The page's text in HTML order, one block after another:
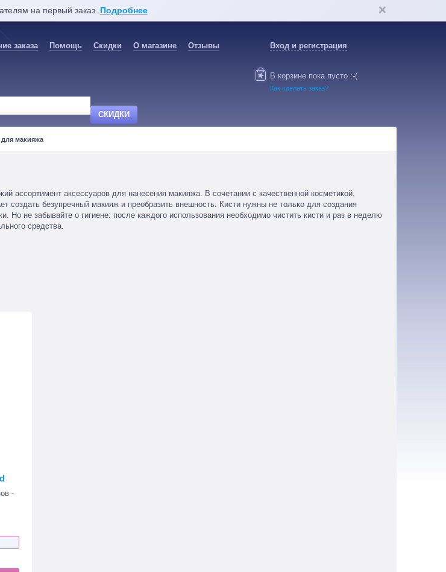
на первый заказ. Подробнее
заказа Помощь Скидки О магазине Отзывы Вход и регистрация
СКИДКИ
В корзине пока пусто :-(
Как сделать заказ?
для макияжа
ассортимент аксессуаров для нанесения макияжа. В сочетании с качественной косметикой,
создать безупречный макияж и преобразить внешность. Кисти нужны не только для создания
Но не забывайте о гигиене: после каждого использования необходимо чистить кисти и раз в неделю
средства.
-